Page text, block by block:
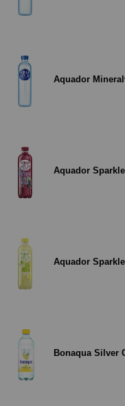
Aquador
Aquador
Aquador
Bonaqua Silver